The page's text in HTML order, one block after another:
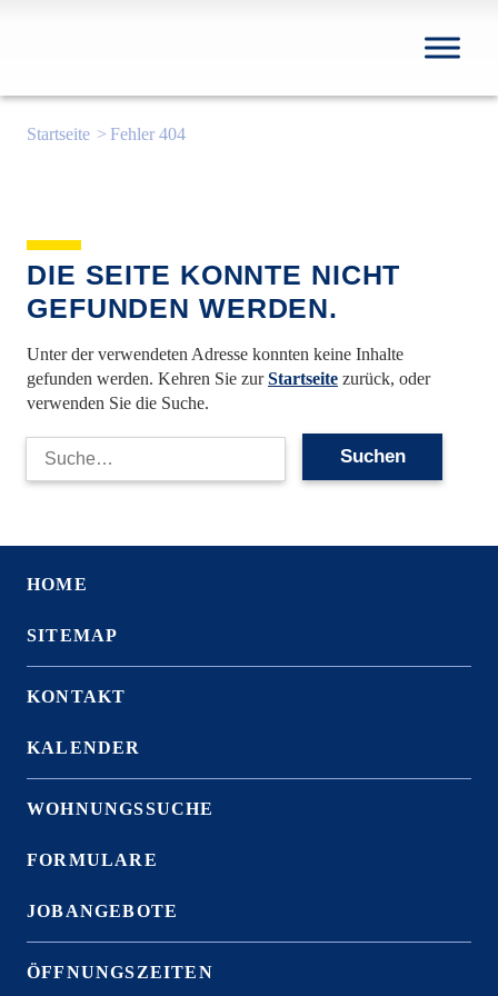
Startseite Fehler 404
DIE SEITE KONNTE NICHT
GEFUNDEN WERDEN.
Unter der verwendeten Adresse konnten keine Inhalte
gefunden werden. Kehren Sie zurStartseite zurück, oder
verwenden Sie die Suche.
Suche
HOME
SITEMAP
KONTAKT
KALENDER
WOHNUNGSSUCHE
FORMULARE
JOBANGEBOTE
ÖFFNUNGSZEITEN